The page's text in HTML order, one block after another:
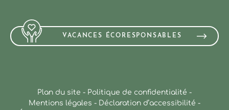
VACANCES ÉCORESPONSABLES
Plan du site - Politique de confidentialité -
Mentions légales - Déclaration d’accessibilité -